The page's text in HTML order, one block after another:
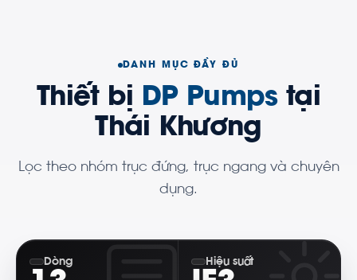
DANH MỤC ĐẦY ĐỦ
Thiết bị DP Pumpstại
Thái Khương
Lọc theo nhóm trục đứng, trục ngang và chuyên
dụng.
Dòng Hiệu suất